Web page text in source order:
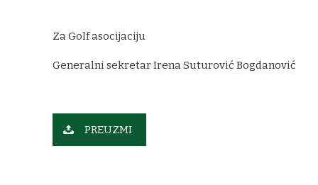
Za Golf asocijaciju
Generalni sekretar Irena Suturović Bogdanović
PREUZMI